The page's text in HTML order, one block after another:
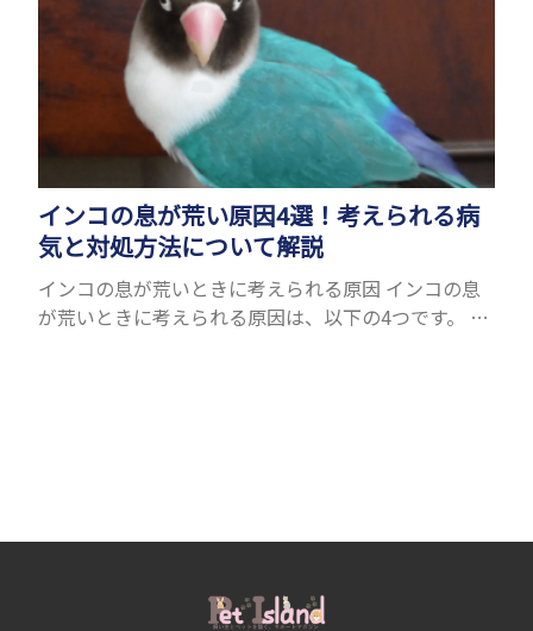
インコの息が荒い原因4選！考えられる病
気と対処方法について解説
インコの息が荒いときに考えられる原因 インコの息
が荒いときに考えられる原因は、以下の4つです。 ●